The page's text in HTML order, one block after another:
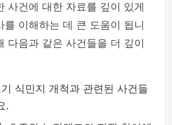
사건에 대한 자료를 깊이 있게
를 이해하는 데 큰 도움이 됩니
다음과 같은 사건들을 더 깊이
식민지 개척과 관련된 사건들
.